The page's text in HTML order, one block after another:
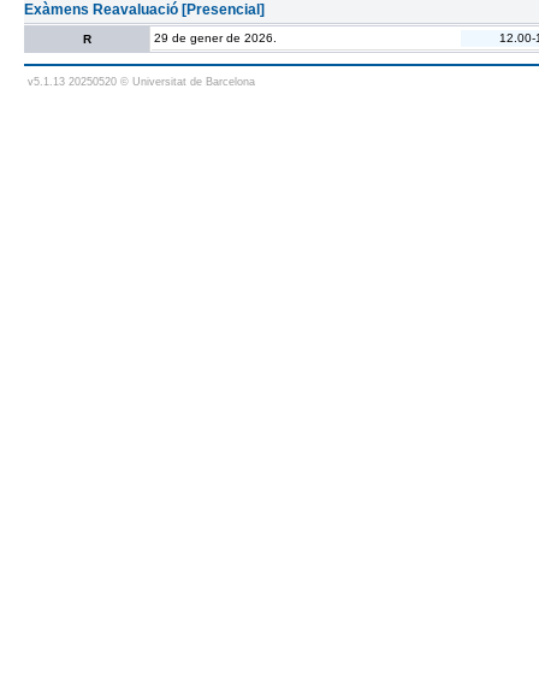
Exàmens Reavaluació [Presencial]
R 29 de gener de 2026. 12.00-
v5.1.13 20250520 © Universitat de Barcelona